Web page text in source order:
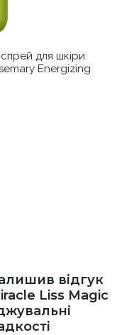
для шкіри
Energizing
₴.
відгук
Liss Magic